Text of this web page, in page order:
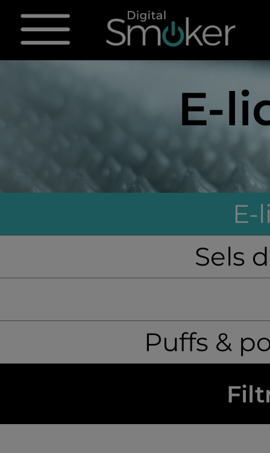
E-
E-
Sels
Puffs &